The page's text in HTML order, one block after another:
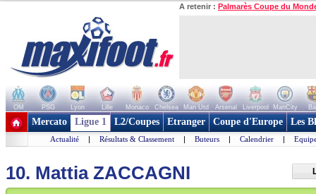
A retenir : Palmarès Coupe du
OM PSG Lyon Lille Monaco Chelsea Man Utd Arsenal Liverpool ManCity
+ de clubs
Mercato Ligue 1 L2/Coupes Etranger Coupe d'Europe Les
Actualité | Résultats & Classement | Buteurs | Calendrier |
10. Mattia ZACCAGNI